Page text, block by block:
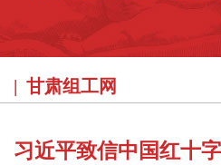
甘肃组工网
习近平致信中国红十